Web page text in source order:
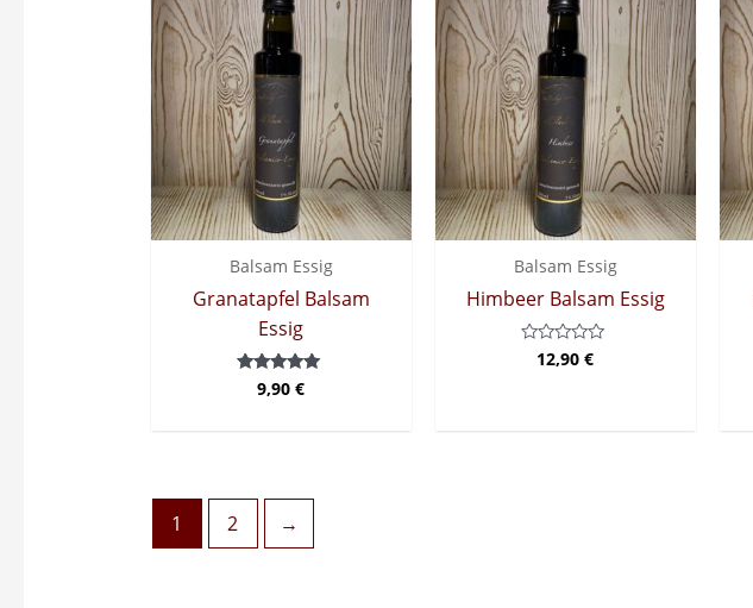
Balsam Essig
Granatapfel Balsam
Essig
Bewertet mit
5.00
9,90€
Balsam Essig
Himbeer Balsam Essig
Bewertet
mit
12,90€
1 2 →